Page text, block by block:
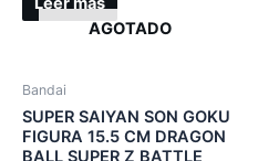
AGOTADO
Bandai
SUPER SAIYAN SON GOKU
FIGURA 15.5 CM DRAGON
BALL SUPER Z BATTLE